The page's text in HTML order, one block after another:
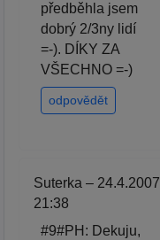
předběhla jsem
dobrý 2/3ny lidí
=-). DÍKY ZA
VŠECHNO =-)
odpovědět
Suterka – 24.4.2007
21:38
#9#PH: Dekuju,